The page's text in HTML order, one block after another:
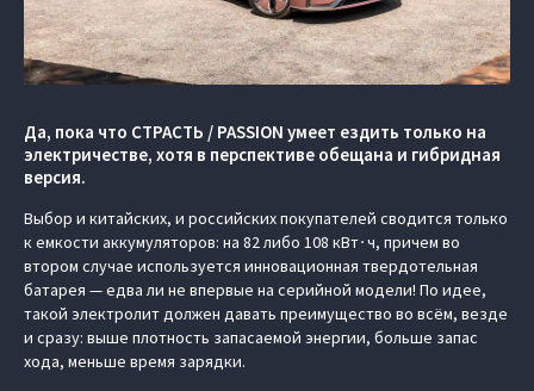
Да, пока что СТРАСТЬ / PASSION умеет ездить только на
электричестве, хотя в перспективе обещана и гибридная
версия.
Выбор и китайских, и российских покупателей сводится только
к емкости аккумуляторов: на 82 либо 108 кВт∙ч, причем во
втором случае используется инновационная твердотельная
батарея — едва ли не впервые на серийной модели! По идее,
такой электролит должен давать преимущество во всём, везде
и сразу: выше плотность запасаемой энергии, больше запас
хода, меньше время зарядки.